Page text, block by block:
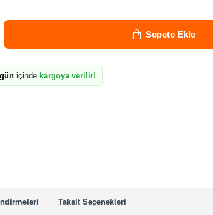
Sepete Ekle
içinde kargoya verilir!
Taksit Seçenekleri